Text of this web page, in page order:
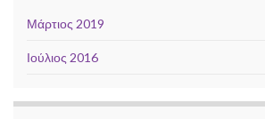
Μάρτιος 2019
Ιούλιος 2016